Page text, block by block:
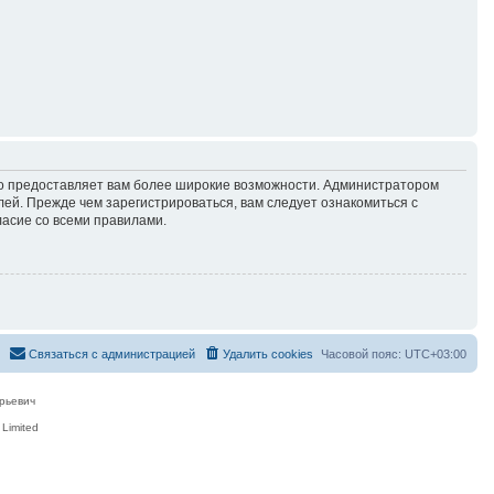
предоставляет вам более широкие возможности. Администратором
Прежде чем зарегистрироваться, вам следует ознакомиться с
со всеми правилами.
Часовой пояс: UTC+03:00
Удалить cookies
Связаться с администрацией